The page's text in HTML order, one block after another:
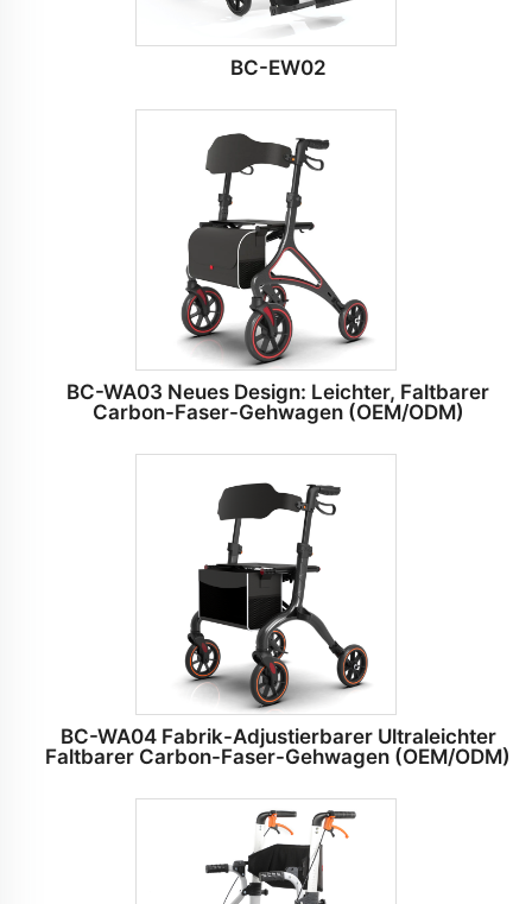
BC-EW02
BC-WA03 Neues Design: Leichter, Faltbarer
Carbon-Faser-Gehwagen (OEM/ODM)
BC-WA04 Fabrik-Adjustierbarer Ultraleichter
Faltbarer Carbon-Faser-Gehwagen (OEM/ODM)